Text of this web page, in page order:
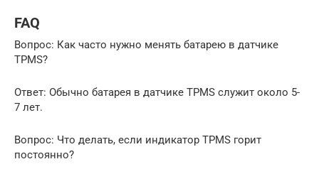
FAQ
Вопрос: Как часто нужно менять батарею в датчике
TPMS?
Ответ: Обычно батарея в датчике TPMS служит около 5-
7 лет.
Вопрос: Что делать, если индикатор TPMS горит
постоянно?